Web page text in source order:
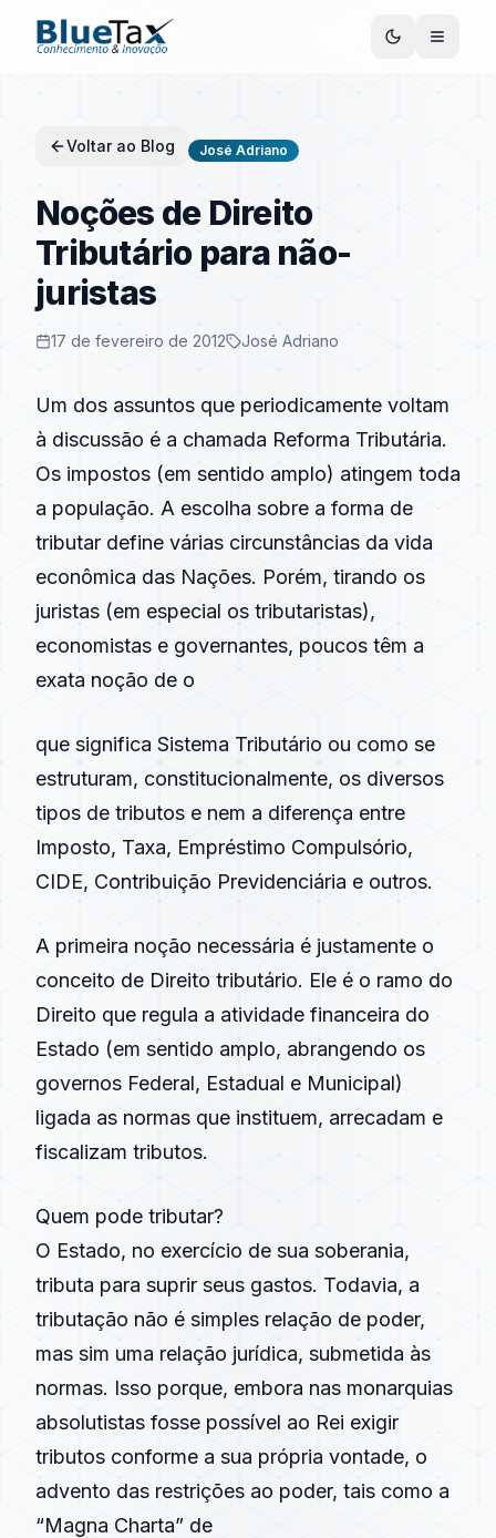
Voltar ao Blog José Adriano
Noções de Direito
Tributário para não-
juristas
17 de fevereiro de 2012 José Adriano
Um dos assuntos que periodicamente voltam
à discussão é a chamada Reforma Tributária.
Os impostos (em sentido amplo) atingem toda
a população. A escolha sobre a forma de
tributar define várias circunstâncias da vida
econômica das Nações. Porém, tirando os
juristas (em especial os tributaristas),
economistas e governantes, poucos têm a
exata noção de o
que significa Sistema Tributário ou como se
estruturam, constitucionalmente, os diversos
tipos de tributos e nem a diferença entre
Imposto, Taxa, Empréstimo Compulsório,
CIDE, Contribuição Previdenciária e outros.
A primeira noção necessária é justamente o
conceito de Direito tributário. Ele é o ramo do
Direito que regula a atividade financeira do
Estado (em sentido amplo, abrangendo os
governos Federal, Estadual e Municipal)
ligada as normas que instituem, arrecadam e
fiscalizam tributos.
Quem pode tributar?
O Estado, no exercício de sua soberania,
tributa para suprir seus gastos. Todavia, a
tributação não é simples relação de poder,
mas sim uma relação jurídica, submetida às
normas. Isso porque, embora nas monarquias
absolutistas fosse possível ao Rei exigir
tributos conforme a sua própria vontade, o
advento das restrições ao poder, tais como a
“Magna Charta” de